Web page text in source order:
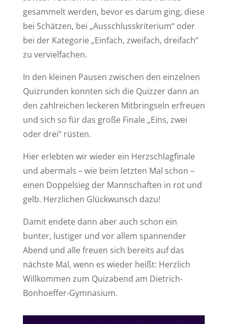
gesammelt werden, bevor es darum ging, diese
bei Schätzen, bei „Ausschlusskriterium“ oder
bei der Kategorie „Einfach, zweifach, dreifach“
zu vervielfachen.
In den kleinen Pausen zwischen den einzelnen
Quizrunden konnten sich die Quizzer dann an
den zahlreichen leckeren Mitbringseln erfreuen
und sich so für das große Finale „Eins, zwei
oder drei“ rüsten.
Hier erlebten wir wieder ein Herzschlagfinale
und abermals – wie beim letzten Mal schon –
einen Doppelsieg der Mannschaften in rot und
gelb. Herzlichen Glückwunsch dazu!
Damit endete dann aber auch schon ein
bunter, lustiger und vor allem spannender
Abend und alle freuen sich bereits auf das
nächste Mal, wenn es wieder heißt: Herzlich
Willkommen zum Quizabend am Dietrich-
Bonhoeffer-Gymnasium.